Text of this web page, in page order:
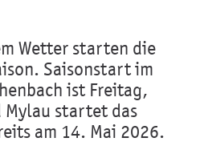
Wetter starten die
Saisonstart im
ist Freitag,
Mylau startet das
am 14. Mai 2026.